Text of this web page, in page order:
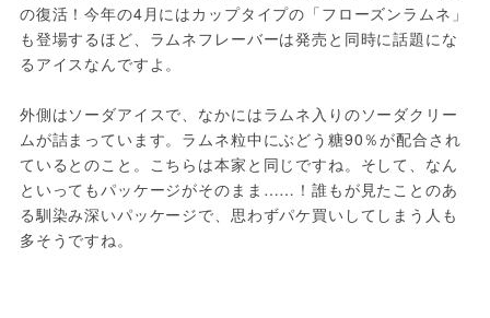
の復活！今年の4月にはカップタイプの「フローズンラムネ」
も登場するほど、ラムネフレーバーは発売と同時に話題にな
るアイスなんですよ。
外側はソーダアイスで、なかにはラムネ入りのソーダクリー
ムが詰まっています。ラムネ粒中にぶどう糖90％が配合され
ているとのこと。こちらは本家と同じですね。そして、なん
といってもパッケージがそのまま……！誰もが見たことのあ
る馴染み深いパッケージで、思わずパケ買いしてしまう人も
多そうですね。